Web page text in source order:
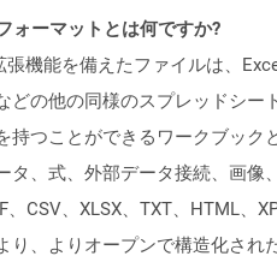
ォーマットとは何ですか?
張機能を備えたファイルは、
どの他の同様のスプレッドシー
持つことができるワークブック
タ、式、外部データ接続、画
、CSV、XLSX、TXT、HTML
り、よりオープンで構造化され